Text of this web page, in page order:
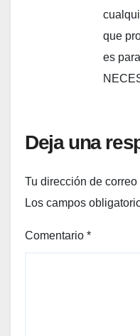
que
es
Deja una
Tu dirección de
Los campos
Comentario *